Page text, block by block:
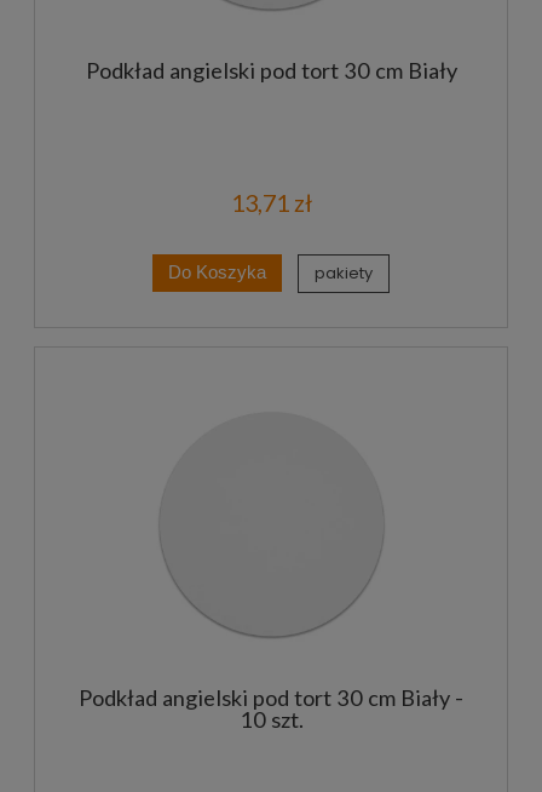
Podkład angielski pod tort 30 cm Biały
13,71 zł
Do Koszyka pakiety
Podkład angielski pod tort 30 cm Biały -
10 szt.